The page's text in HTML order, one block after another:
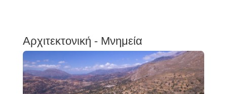
Αρχιτεκτονική - Μνημεία